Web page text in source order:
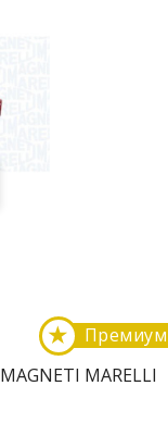
Премиум
★
MAGNETI MARELLI